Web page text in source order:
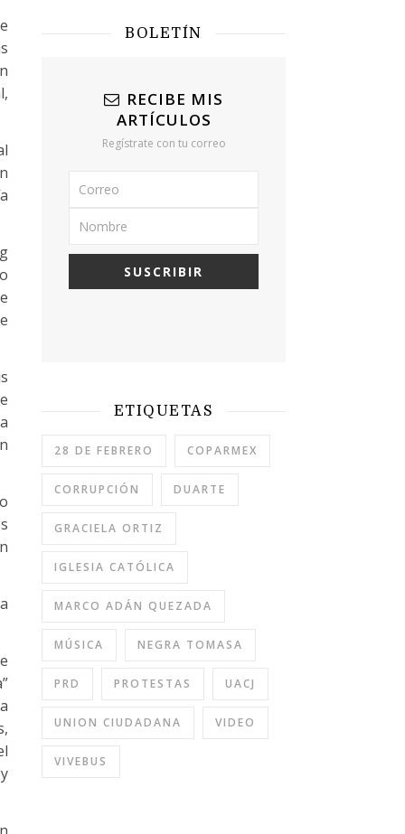
BOLETÍN
RECIBE MIS
ARTÍCULOS
Regístrate con tu correo
ETIQUETAS
28 DE FEBRERO COPARMEX
CORRUPCIÓN DUARTE
GRACIELA ORTIZ
IGLESIA CATÓLICA
MARCO ADÁN QUEZADA
MÚSICA NEGRA TOMASA
PRD PROTESTAS UACJ
UNION CIUDADANA VIDEO
VIVEBUS